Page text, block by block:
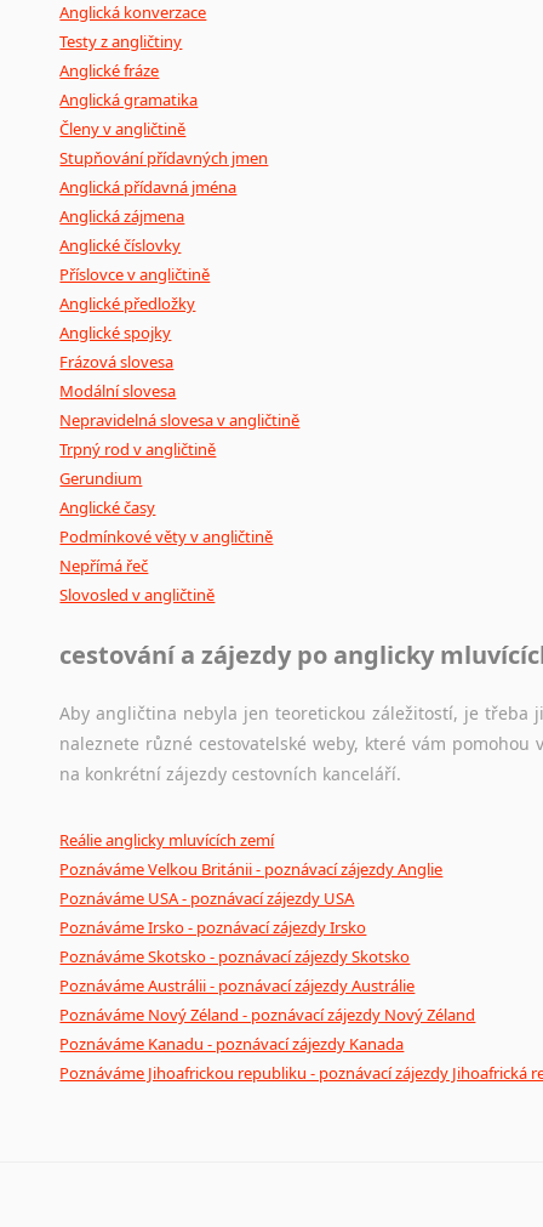
Anglická konverzace
Testy z angličtiny
Anglické fráze
Anglická gramatika
Členy v angličtině
Stupňování přídavných jmen
Anglická přídavná jména
Anglická zájmena
Anglické číslovky
Příslovce v angličtině
Anglické předložky
Anglické spojky
Frázová slovesa
Modální slovesa
Nepravidelná slovesa v angličtině
Trpný rod v angličtině
Gerundium
Anglické časy
Podmínkové věty v angličtině
Nepřímá řeč
Slovosled v angličtině
cestování a zájezdy po anglicky
Aby angličtina nebyla jen teoretickou záležitostí, je
naleznete různé cestovatelské weby, které vám
na konkrétní zájezdy cestovních kanceláří.
Reálie anglicky mluvících zemí
Poznáváme Velkou Británii - poznávací zájezdy Anglie
Poznáváme USA - poznávací zájezdy USA
Poznáváme Irsko - poznávací zájezdy Irsko
Poznáváme Skotsko - poznávací zájezdy Skotsko
Poznáváme Austrálii - poznávací zájezdy Austrálie
Poznáváme Nový Zéland - poznávací zájezdy Nový Zéland
Poznáváme Kanadu - poznávací zájezdy Kanada
Poznáváme Jihoafrickou republiku - poznávací zájezdy Jihoafrická